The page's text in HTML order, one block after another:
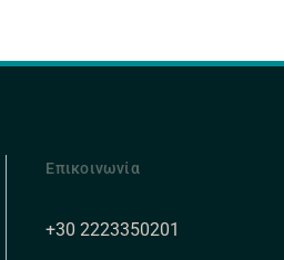
Επικοινωνία
+30 2223350201